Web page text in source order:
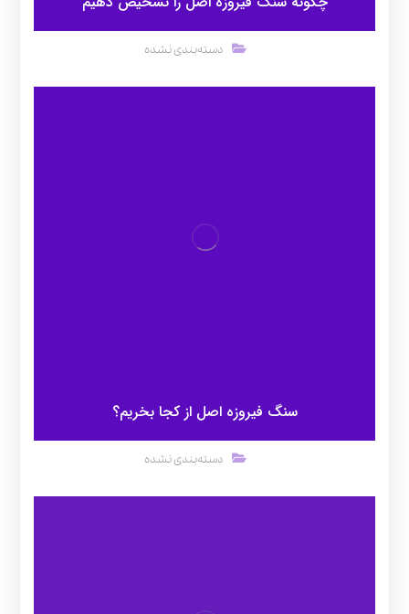
دسته‌بندی نشده
سنگ فیروزه اصل از کجا بخریم؟
دسته‌بندی نشده